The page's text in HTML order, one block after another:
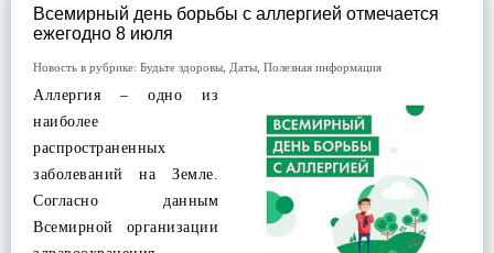
Всемирный день борьбы с аллергией отмечается
ежегодно 8 июля
Новость в рубрике: Будьте здоровы Даты Полезная информация
Аллергия – одно из
наиболее
распространенных
заболеваний на Земле.
Согласно данным
Всемирной организации